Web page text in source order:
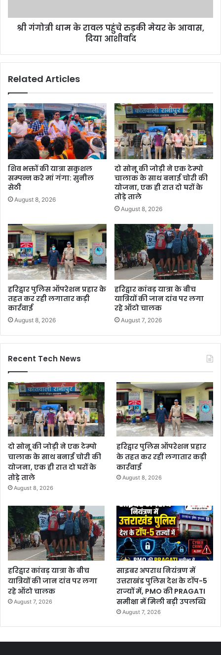
श्री गंगोत्री धाम के रावल पहुंचे रुड़की मेयर के आवास,
दिया आशीर्वाद
Related Articles
शिव भक्तों की यात्रा सकुशल
सम्पन्न करे मां गंगा: सुनील
सेठी
August 8, 2026
दो सोनू की जोड़ी ने एक टेम्पो
चालाक के साथ बनाई चोरी की
योजना, एक ही रात दो घरों के
तोड़े ताले
August 8, 2026
हरिद्वार पुलिस ऑपरेशन प्रहार के
तहत कर रही लगातार कड़ी
कार्रवाई
August 8, 2026
हरिद्वार कांवड़ यात्रा के बीच
यात्रियों की जान दांव पर लगा
रहे ऑटो चालक
August 7, 2026
Recent Tech News
दो सोनू की जोड़ी ने एक टेम्पो
चालाक के साथ बनाई चोरी की
योजना, एक ही रात दो घरों के
तोड़े ताले
August 8, 2026
हरिद्वार पुलिस ऑपरेशन प्रहार
के तहत कर रही लगातार कड़ी
कार्रवाई
August 8, 2026
हरिद्वार कांवड़ यात्रा के बीच
यात्रियों की जान दांव पर लगा
रहे ऑटो चालक
August 7, 2026
साइबर अपराध नियंत्रण में
उत्तराखंड पुलिस देश के टॉप-5
राज्यों में, PMO की PRAGATI
समीक्षा में मिली बड़ी उपलब्धि
August 7, 2026